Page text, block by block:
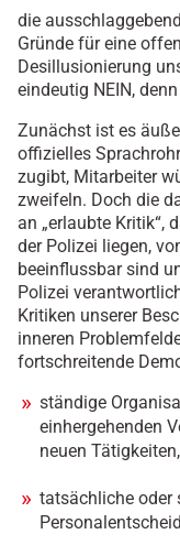
die
Gründe für eine
Desillusionierung
eindeutig NEIN,
Zunächst ist es
offizielles
zugibt, Mitarbeiter
zweifeln. Doch die
an „erlaubte Kritik“,
der Polizei liegen,
beeinflussbar sind
Polizei
Kritiken unserer
inneren
fortschreitende
ständige
einhergehenden
neuen Tätigkeiten,
tatsächliche oder